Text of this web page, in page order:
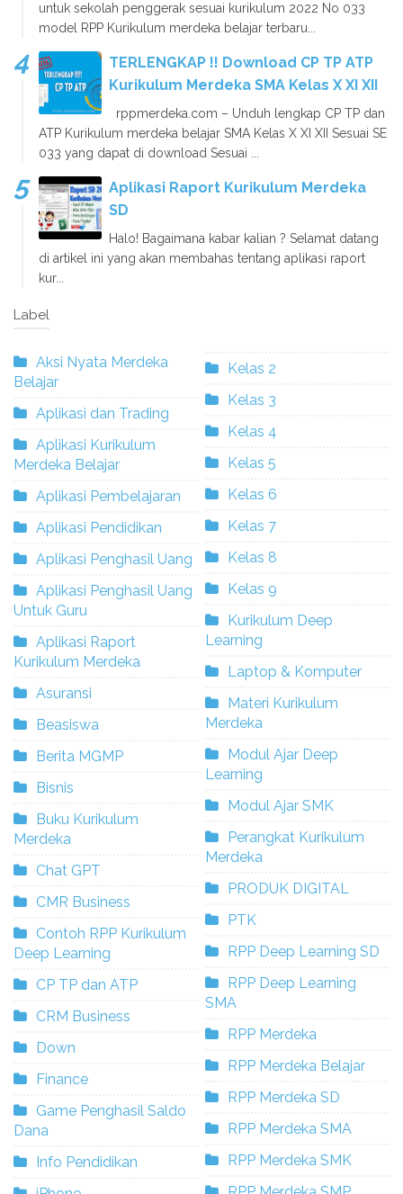
untuk sekolah penggerak sesuai kurikulum 2022 No 033
model RPP Kurikulum merdeka belajar terbaru...
TERLENGKAP !! Download CP TP ATP
Kurikulum Merdeka SMA Kelas X XI XII
rppmerdeka.com – Unduh lengkap CP TP dan
ATP Kurikulum merdeka belajar SMA Kelas X XI XII Sesuai SE
033 yang dapat di download Sesuai ...
Aplikasi Raport Kurikulum Merdeka
SD
Halo! Bagaimana kabar kalian ? Selamat datang
di artikel ini yang akan membahas tentang aplikasi raport
kur...
Label
Aksi Nyata Merdeka
Belajar
Aplikasi dan Trading
Aplikasi Kurikulum
Merdeka Belajar
Aplikasi Pembelajaran
Aplikasi Pendidikan
Aplikasi Penghasil Uang
Aplikasi Penghasil Uang
Untuk Guru
Aplikasi Raport
Kurikulum Merdeka
Asuransi
Beasiswa
Berita MGMP
Bisnis
Buku Kurikulum
Merdeka
Chat GPT
CMR Business
Contoh RPP Kurikulum
Deep Learning
CP TP dan ATP
CRM Business
Down
Finance
Game Penghasil Saldo
Dana
Info Pendidikan
Kelas 2
Kelas 3
Kelas 4
Kelas 5
Kelas 6
Kelas 7
Kelas 8
Kelas 9
Kurikulum Deep
Learning
Laptop & Komputer
Materi Kurikulum
Merdeka
Modul Ajar Deep
Learning
Modul Ajar SMK
Perangkat Kurikulum
Merdeka
PRODUK DIGITAL
PTK
RPP Deep Learning SD
RPP Deep Learning
SMA
RPP Merdeka
RPP Merdeka Belajar
RPP Merdeka SD
RPP Merdeka SMA
RPP Merdeka SMK